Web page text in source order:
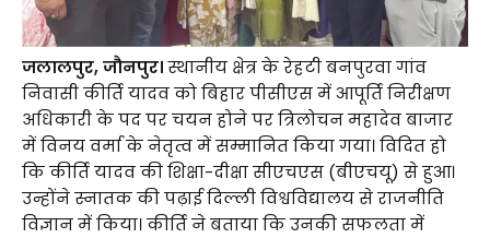
जलालपुर, जौनपुर।स्थानीय क्षेत्र के रेहटी बनपुरवा गांव
निवासी कीर्ति यादव को बिहार पीसीएस में आपूर्ति निरीक्षण
अधिकारी के पद पर चयन होने पर त्रिलोचन महादेव बाजार
में विनय वर्मा के नेतृत्व में सम्मानित किया गया। विदित हो
कि कीर्ति यादव की शिक्षा-दीक्षा सीएचएस (बीएचयू) से हुआ।
उन्होंने स्नातक की पढ़ाई दिल्ली विश्वविद्यालय से राजनीति
विज्ञान में किया। कीर्ति ने बताया कि उनकी सफलता में